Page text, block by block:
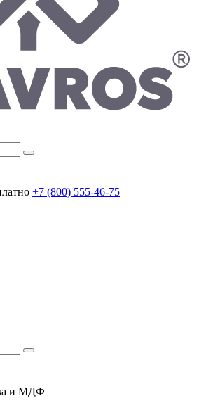
+7 (800) 555-46-75
и МДФ